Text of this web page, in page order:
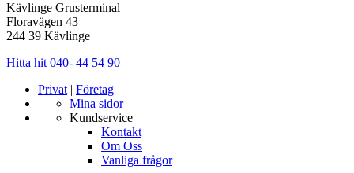
Kävlinge Grusterminal
Floravägen 43
244 39 Kävlinge
Hitta hit 040- 44 54 90
Privat | Företag
Mina sidor
Kundservice
Kontakt
Om Oss
Vanliga frågor